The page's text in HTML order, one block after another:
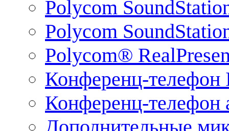
Polycom
Polycom
Polycom®
Конференц-телефон
Конференц-телефон